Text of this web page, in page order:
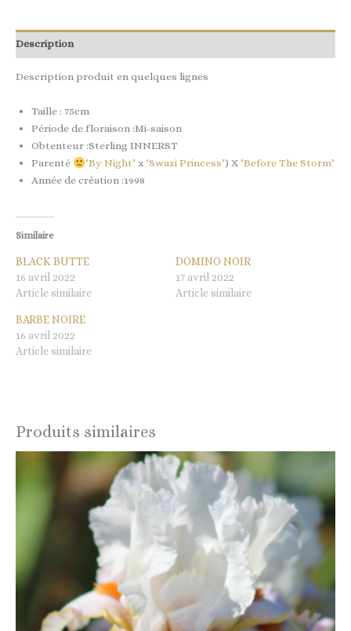
Description
Description produit en quelques lignes
Taille : 75cm
Période de floraison :Mi-saison
Obtenteur :Sterling INNERST
Parenté
‘By Night’ x ‘Swazi Princess’) X ‘Before The Storm’
Année de création :1998
Similaire
BLACK BUTTE
16 avril 2022
Article similaire
DOMINO NOIR
17 avril 2022
Article similaire
BARBE NOIRE
16 avril 2022
Article similaire
Produits similaires